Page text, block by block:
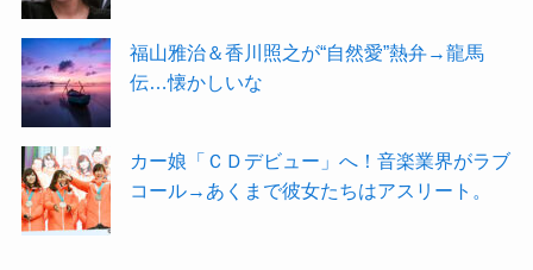
福山雅治＆香川照之が“自然愛”熱弁→龍馬
伝…懐かしいな
カー娘「ＣＤデビュー」へ！音楽業界がラブ
コール→あくまで彼女たちはアスリート。